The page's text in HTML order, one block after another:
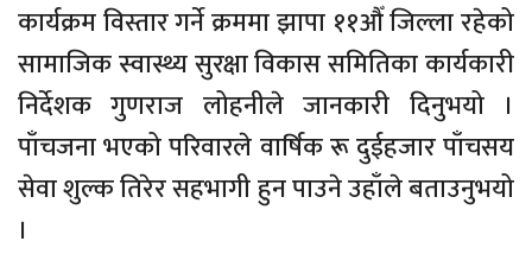
कार्यक्रम विस्तार गर्ने क्रममा झापा ११औँ जिल्ला रहेको
सामाजिक स्वास्थ्य सुरक्षा विकास समितिका कार्यकारी
निर्देशक गुणराज लोहनीले जानकारी दिनुभयो ।
पाँचजना भएको परिवारले वार्षिक रू दुईहजार पाँचसय
सेवा शुल्क तिरेर सहभागी हुन पाउने उहाँले बताउनुभयो
।